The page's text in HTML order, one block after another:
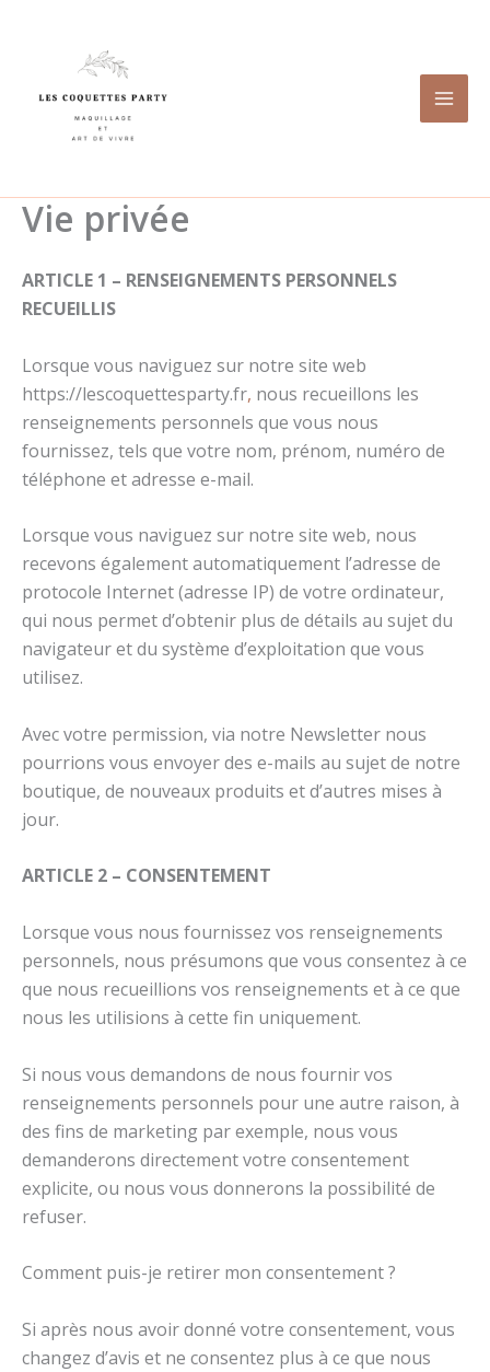
Vie privée
ARTICLE 1 – RENSEIGNEMENTS PERSONNELS
RECUEILLIS
Lorsque vous naviguez sur notre site web
https://lescoquettesparty.fr, nous recueillons les
renseignements personnels que vous nous
fournissez, tels que votre nom, prénom, numéro de
téléphone et adresse e-mail.
Lorsque vous naviguez sur notre site web, nous
recevons également automatiquement l’adresse de
protocole Internet (adresse IP) de votre ordinateur,
qui nous permet d’obtenir plus de détails au sujet du
navigateur et du système d’exploitation que vous
utilisez.
Avec votre permission, via notre Newsletter nous
pourrions vous envoyer des e-mails au sujet de notre
boutique, de nouveaux produits et d’autres mises à
jour.
ARTICLE 2 – CONSENTEMENT
Lorsque vous nous fournissez vos renseignements
personnels, nous présumons que vous consentez à ce
que nous recueillions vos renseignements et à ce que
nous les utilisions à cette fin uniquement.
Si nous vous demandons de nous fournir vos
renseignements personnels pour une autre raison, à
des fins de marketing par exemple, nous vous
demanderons directement votre consentement
explicite, ou nous vous donnerons la possibilité de
refuser.
Comment puis-je retirer mon consentement ?
Si après nous avoir donné votre consentement, vous
changez d’avis et ne consentez plus à ce que nous